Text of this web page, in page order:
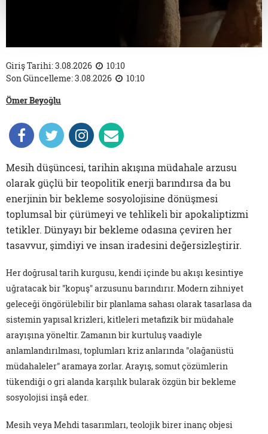
Giriş Tarihi: 3.08.2026
10:10
Son Güncelleme: 3.08.2026
10:10
Ömer Beyoğlu
Mesih düşüncesi, tarihin akışına müdahale arzusu
olarak güçlü bir teopolitik enerji barındırsa da bu
enerjinin bir bekleme sosyolojisine dönüşmesi
toplumsal bir çürümeyi ve tehlikeli bir apokaliptizmi
tetikler. Dünyayı bir bekleme odasına çeviren her
tasavvur, şimdiyi ve insan iradesini değersizleştirir.
Her doğrusal tarih kurgusu, kendi içinde bu akışı kesintiye
uğratacak bir "kopuş" arzusunu barındırır. Modern zihniyet
geleceği öngörülebilir bir planlama sahası olarak tasarlasa da
sistemin yapısal krizleri, kitleleri metafizik bir müdahale
arayışına yöneltir. Zamanın bir kurtuluş vaadiyle
anlamlandırılması, toplumları kriz anlarında "olağanüstü
müdahaleler" aramaya zorlar. Arayış, somut çözümlerin
tükendiği o gri alanda karşılık bularak özgün bir bekleme
sosyolojisi inşâ eder.
Mesih veya Mehdi tasarımları, teolojik birer inanç objesi